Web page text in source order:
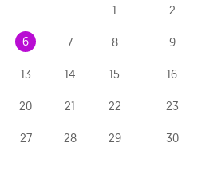
1 2
6 7 8 9
13 14 15 16
20 21 22 23
27 28 29 30